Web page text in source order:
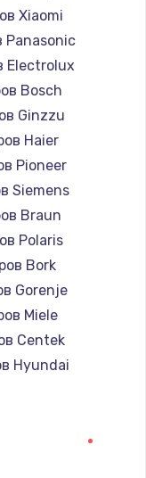
Xiaomi
Panasonic
Electrolux
Bosch
Ginzzu
Haier
Pioneer
Siemens
Braun
Polaris
Bork
Gorenje
Miele
Centek
Hyundai
DELTA
Silter
Chayka